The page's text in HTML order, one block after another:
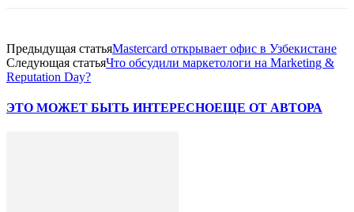
Предыдущая статьяMastercard открывает офис в Узбекистане
Следующая статьяЧто обсудили маркетологи на Marketing &
Reputation Day?
ЭТО МОЖЕТ БЫТЬ ИНТЕРЕСНОЕЩЕ ОТ АВТОРА